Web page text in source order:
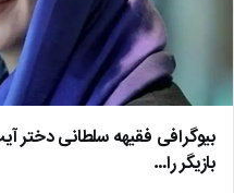
بیوگرافی فقیهه سلطانی دختر
بازیگر را…